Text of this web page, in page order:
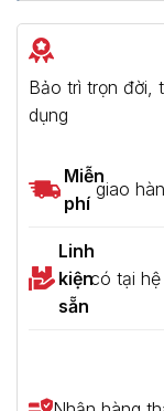
Bảo trì trọn đời,
dụng
Miễn
phí
giao
Linh
kiện
sẵn
có tại